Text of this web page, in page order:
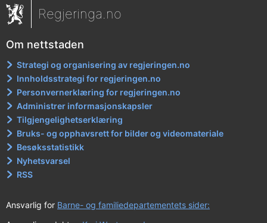
Regjeringa.no
Om nettstaden
Strategi og organisering av regjeringen.no
Innholdsstrategi for regjeringen.no
Personvernerklæring for regjeringen.no
Administrer informasjonskapsler
Tilgjengelighetserklæring
Bruks- og opphavsrett for bilder og videomateriale
Besøksstatistikk
Nyhetsvarsel
RSS
Ansvarlig for Barne- og familiedepartementets sider: